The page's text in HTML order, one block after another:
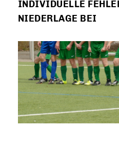
INDIVIDUELLE
NIEDERLAGE BEI